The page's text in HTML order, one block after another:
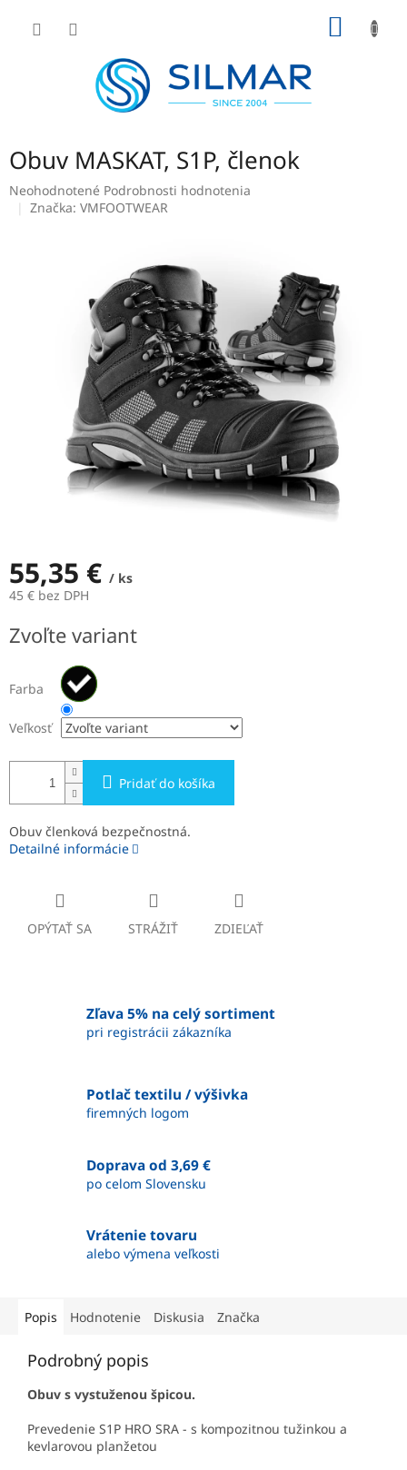
Obuv MASKAT, S1P, členok
Priemerné
hodnotenie
Neohodnotené Podrobnosti hodnotenia
Značka: VMFOOTWEAR
55,35 € / ks
45 € bez DPH
cena:
Zvoľte variant
Farba
Veľkosť
Pridať do košíka
Obuv členková bezpečnostná.
Detailné informácie
OPÝTAŤ SA STRÁŽIŤ ZDIEĽAŤ
Zľava 5% na celý sortiment
pri registrácii zákazníka
Potlač textilu / výšivka
firemných logom
Doprava od 3,69 €
po celom Slovensku
Vrátenie tovaru
alebo výmena veľkosti
Popis Hodnotenie Diskusia Značka
Podrobný popis
Obuv s vystuženou špicou.
Prevedenie S1P HRO SRA - s kompozitnou tužinkou a
kevlarovou planžetou